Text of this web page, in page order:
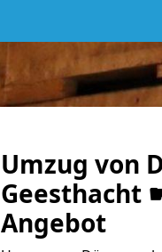
Umzug von
Geesthacht
Angebot